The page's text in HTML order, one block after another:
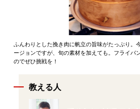
ふんわりとした挽き肉に帆立の旨味がたっぷり。
ージョンですが、旬の素材を加えても。フライパ
のでぜひ挑戦を！
教える人